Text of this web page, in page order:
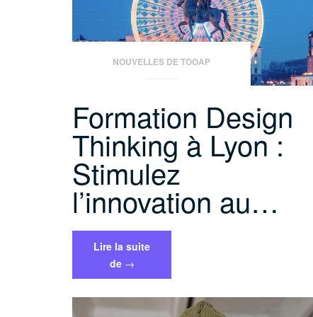
l’innovation »
NOUVELLES DE TOOAP
Formation Design
Thinking à Lyon :
Stimulez
l’innovation au…
Lire la suite
de « Formation
Design
Thinking
→